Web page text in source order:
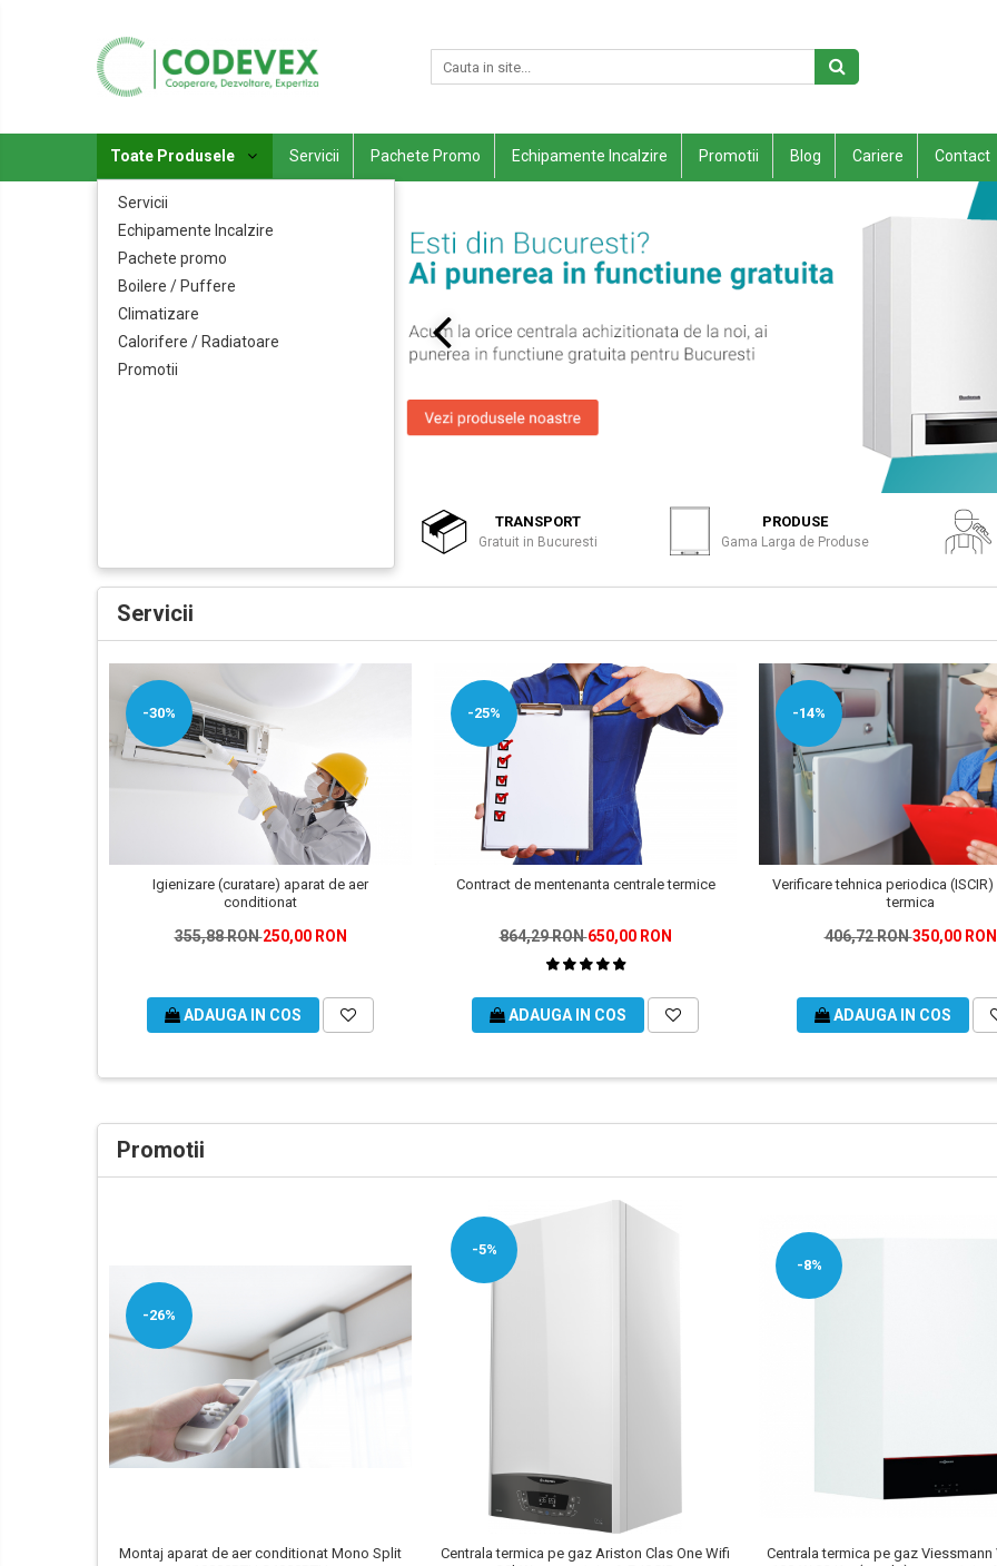
Toate Produsele
Echipamente Incalzire
Pachete promo
Boilere / Puffere
Calorifere / Radiatoare
Toate Produsele
Servicii
Echipamente Incalzire
Pachete promo
Boilere / Puffere
Climatizare
Calorifere / Radiatoare
Promotii
Servicii Pachete Promo Echipamente Incalzire Promotii Blog Cariere Contact
TRANSPORT
Gratuit in Bucuresti
PRODUSE
Gama Larga de Produse
Servicii
-30%
Igienizare (curatare) aparat de aer
conditionat
355,88 RON250,00 RON
ADAUGA IN COS
-25%
Contract de mentenanta centrale termice
864,29 RON650,00 RON
ADAUGA IN COS
-14%
Verificare tehnica periodica (ISCIR)
termica
406,72 RON350,00 RON
ADAUGA IN COS
Promotii
-26%
Montaj aparat de aer conditionat Mono Split
-5%
Centrala termica pe gaz Ariston Clas One Wifi
-8%
Centrala termica pe gaz